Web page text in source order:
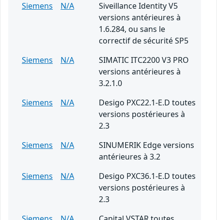
Siemens
N/A
Siveillance Identity V5
versions antérieures à
1.6.284, ou sans le
correctif de sécurité SP5
Siemens
N/A
SIMATIC ITC2200 V3 PRO
versions antérieures à
3.2.1.0
Siemens
N/A
Desigo PXC22.1-E.D toutes
versions postérieures à
2.3
Siemens
N/A
SINUMERIK Edge versions
antérieures à 3.2
Siemens
N/A
Desigo PXC36.1-E.D toutes
versions postérieures à
2.3